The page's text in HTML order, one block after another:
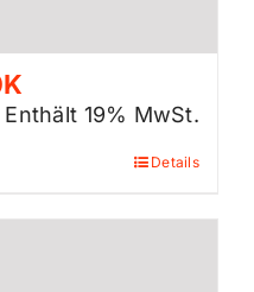
Enthält 19% MwSt.
Details